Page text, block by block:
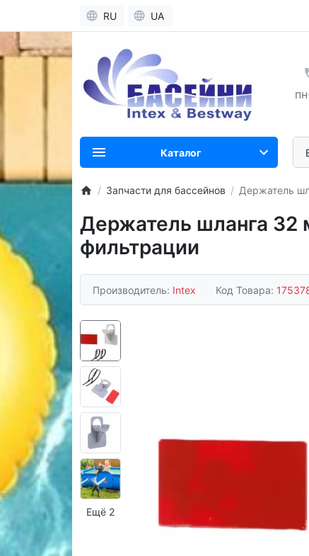
RU UA
Каталог
Запчасти для бассейнов Держатель
Держатель шланга 32
фильтрации
Производитель: Intex Код Товара:
Ещё 2